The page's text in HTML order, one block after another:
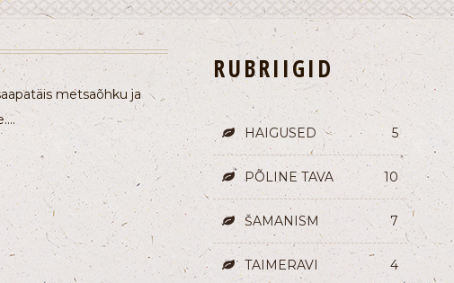
metsaõhku ja
RUBRIIGID
HAIGUSED 5
PÕLINE TAVA 10
ŠAMANISM 7
TAIMERAVI 4